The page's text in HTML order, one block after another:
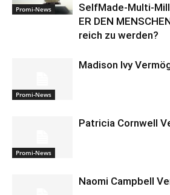
Promi-News
SelfMade-Multi-
ER DEN
reich zu werden?
Promi-News
Madison Ivy
Promi-News
Patricia Cornwell
Naomi Campbell